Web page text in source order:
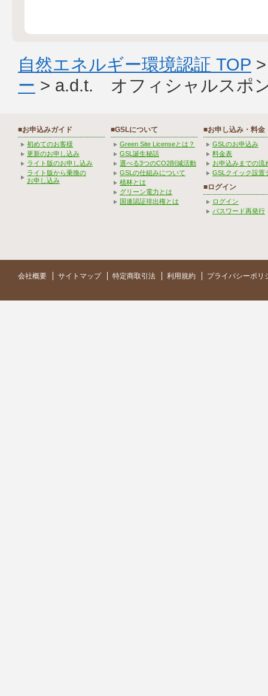
自然エネルギー環境認証 TOP
ー > a.d.t. オフィシャルスポ
■お申込みガイド
初めてのお客様
更新のお申し込み
ライト版のお申し込み
ライト版から乗換の
お申し込み
■GSLについて
Green Site Licenseとは？
GSL誕生秘話
選べる3つのCO2削減活動
GSLの仕組みについて
植林とは
グリーン電力とは
国連認証排出権とは
■お申し込み・料金
GSLのお申込み
料金表
お申込みまでの流
GSLクイック設置
■ログイン
ログイン
パスワード再発行
会社概要 サイトマップ 特定商取引法 利用規約 プライバシーポリ